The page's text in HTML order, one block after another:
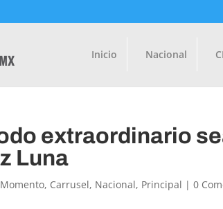
Inicio Nacional
extraordinario
Luna
, Carrusel, Nacional, Principal |0